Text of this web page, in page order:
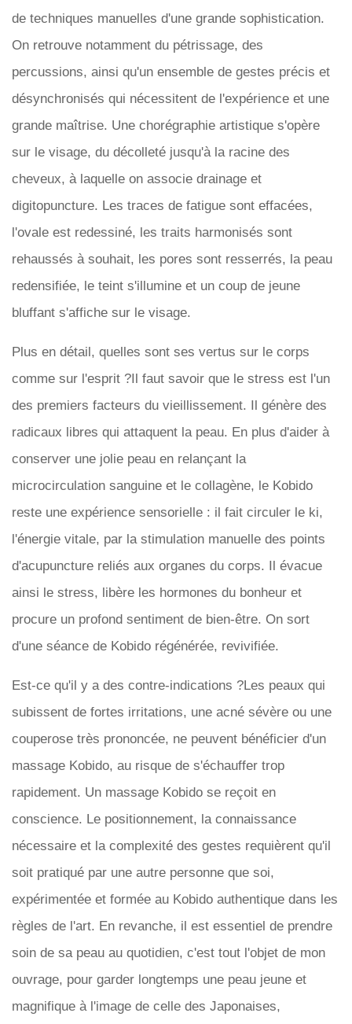
de techniques manuelles d'une grande sophistication.
On retrouve notamment du pétrissage, des
percussions, ainsi qu'un ensemble de gestes précis et
désynchronisés qui nécessitent de l'expérience et une
grande maîtrise. Une chorégraphie artistique s'opère
sur le visage, du décolleté jusqu'à la racine des
cheveux, à laquelle on associe drainage et
digitopuncture. Les traces de fatigue sont effacées,
l'ovale est redessiné, les traits harmonisés sont
rehaussés à souhait, les pores sont resserrés, la peau
redensifiée, le teint s'illumine et un coup de jeune
bluffant s'affiche sur le visage.
Plus en détail, quelles sont ses vertus sur le corps
comme sur l'esprit ?Il faut savoir que le stress est l'un
des premiers facteurs du vieillissement. Il génère des
radicaux libres qui attaquent la peau. En plus d'aider à
conserver une jolie peau en relançant la
microcirculation sanguine et le collagène, le Kobido
reste une expérience sensorielle : il fait circuler le ki,
l'énergie vitale, par la stimulation manuelle des points
d'acupuncture reliés aux organes du corps. Il évacue
ainsi le stress, libère les hormones du bonheur et
procure un profond sentiment de bien-être. On sort
d'une séance de Kobido régénérée, revivifiée.
Est-ce qu'il y a des contre-indications ?Les peaux qui
subissent de fortes irritations, une acné sévère ou une
couperose très prononcée, ne peuvent bénéficier d'un
massage Kobido, au risque de s'échauffer trop
rapidement. Un massage Kobido se reçoit en
conscience. Le positionnement, la connaissance
nécessaire et la complexité des gestes requièrent qu'il
soit pratiqué par une autre personne que soi,
expérimentée et formée au Kobido authentique dans les
règles de l'art. En revanche, il est essentiel de prendre
soin de sa peau au quotidien, c'est tout l'objet de mon
ouvrage, pour garder longtemps une peau jeune et
magnifique à l'image de celle des Japonaises,